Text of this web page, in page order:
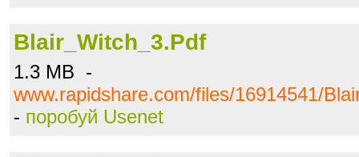
Blair_Witch_3.Pdf
1.3 MB -
www.rapidshare.com/files/16914541/
- поробуй Usenet